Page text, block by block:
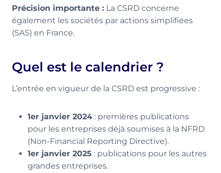
Précision importante : La CSRD concerne
également les sociétés par actions simplifiées
(SAS) en France.
Quel est le calendrier ?
L’entrée en vigueur de la CSRD est progressive :
1er janvier 2024 : premières publications
pour les entreprises déjà soumises à la NFRD
(Non-Financial Reporting Directive).
1er janvier 2025 : publications pour les autres
grandes entreprises.